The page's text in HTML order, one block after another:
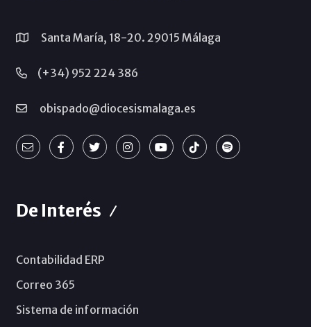
Santa María, 18-20. 29015 Málaga
(+34) 952 224 386
obispado@diocesismalaga.es
De Interés
Contabilidad ERP
Correo 365
Sistema de información